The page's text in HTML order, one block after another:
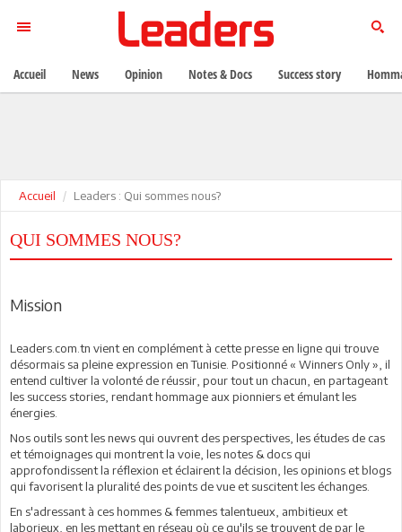
Accueil Leaders : Qui sommes nous?
QUI SOMMES NOUS?
Mission
Leaders.com.tn vient en complément à cette presse en ligne qui trouve
désormais sa pleine expression en Tunisie. Positionné « Winners Only », il
entend cultiver la volonté de réussir, pour tout un chacun, en partageant
les success stories, rendant hommage aux pionniers et émulant les
énergies.
Nos outils sont les news qui ouvrent des perspectives, les études de cas
et témoignages qui montrent la voie, les notes & docs qui
approfondissent la réflexion et éclairent la décision, les opinions et blogs
qui favorisent la pluralité des points de vue et suscitent les échanges.
En s'adressant à ces hommes & femmes talentueux, ambitieux et
laborieux, en les mettant en réseau où ce qu'ils se trouvent de par le
Accueil News Opinion Notes & Docs Success story